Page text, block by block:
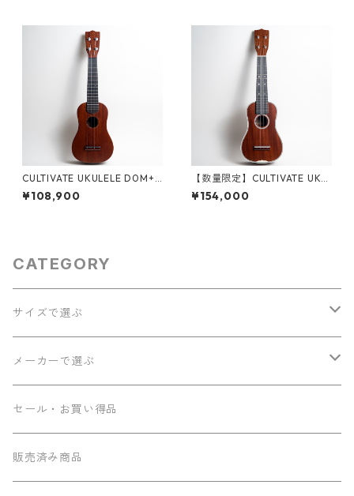
CULTIVATE UKULELE D0M+
（フィジーマホガニー）ソプ
ラノウクレレ #26065
¥108,900
【数量限定】CULTIVATE UKU
LELE D3M-W（フィジーマホ
ガニー）ソプラノウクレレ
¥154,000
CATEGORY
サイズで選ぶ
ソプラノ
コンサート
テナー
メーカーで選ぶ
Seilen
Sumi工房
セール・お買い得品
販売済み商品